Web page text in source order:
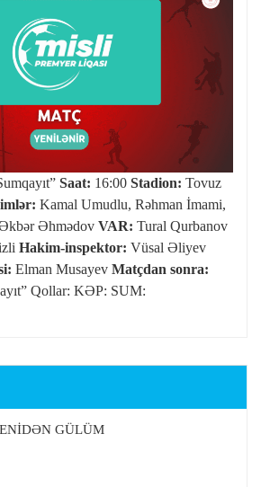
Saat: 16:00 Stadion: Tovuz
Kamal Umudlu, Rəhman İmami,
Əhmədov VAR: Tural Qurbanov
Hakim-inspektor: Vüsal Əliyev
Elman Musayev Matçdan sonra:
Qollar: KƏP: SUM:
GÜLÜM